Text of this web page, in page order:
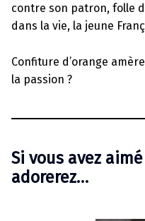
contre son patron, folle
dans la vie, la jeune
Confiture d’orange
la passion ?
Si vous avez
adorerez…